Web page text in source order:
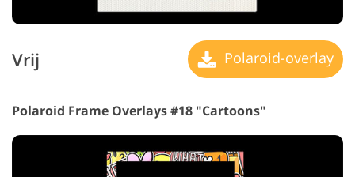
Vrij Polaroid-overlay
Polaroid Frame Overlays #18 "Cartoons"